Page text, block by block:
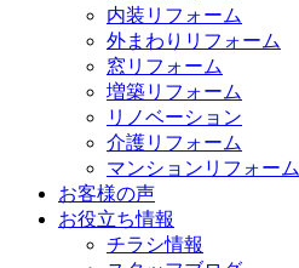
内装リフォーム
外まわりリフォーム
窓リフォーム
増築リフォーム
リノベーション
介護リフォーム
マンションリフォーム
お客様の声
お役立ち情報
チラシ情報